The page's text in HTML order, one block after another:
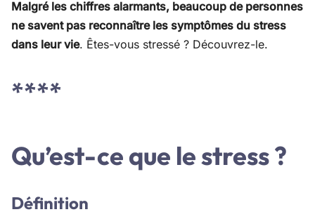
Malgré les chiffres alarmants, beaucoup de personnes
ne savent pas reconnaître les symptômes du stress
dans leur vie. Êtes-vous stressé ? Découvrez-le.
****
Qu’est-ce que le stress ?
Définition